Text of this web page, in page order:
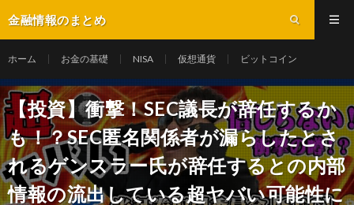
金融情報のまとめ
ホーム お金の基礎 NISA 仮想通貨 ビットコイン
【投資】衝撃！SEC議長が辞任するか
も！？SEC匿名関係者が漏らしたとさ
れるゲンスラー氏が辞任するとの内部
情報の流出している超ヤバい可能性に